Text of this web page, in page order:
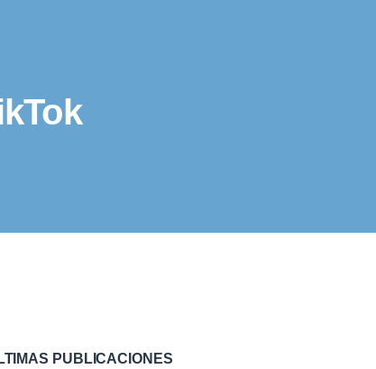
PUBLICACIONES